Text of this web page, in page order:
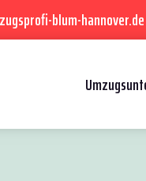
blum-hannover.de